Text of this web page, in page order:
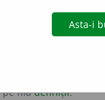
înainte de
pe filadefiniții.